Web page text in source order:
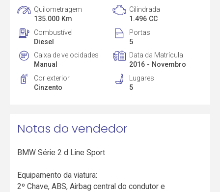
Quilometragem
135.000 Km
Cilindrada
1.496 CC
Combustível
Diesel
Portas
5
Caixa de velocidades
Manual
Data da Matrícula
2016 - Novembro
Cor exterior
Cinzento
Lugares
5
Notas do vendedor
BMW Série 2 d Line Sport
Equipamento da viatura:
2º Chave, ABS, Airbag central do condutor e